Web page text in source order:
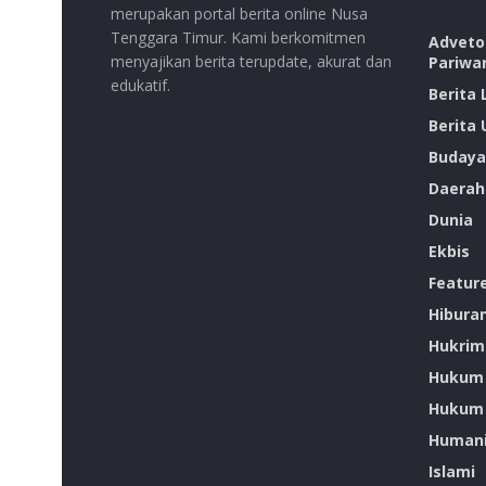
merupakan portal berita online Nusa
Tenggara Timur. Kami berkomitmen
menyajikan berita terupdate, akurat dan
edukatif.
Berita
Berita
Budaya
Daerah
Dunia
Ekbis
Hukrim
Hukum
Islami